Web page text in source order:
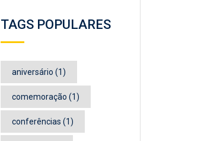
TAGS POPULARES
aniversário (1)
comemoração (1)
conferências (1)